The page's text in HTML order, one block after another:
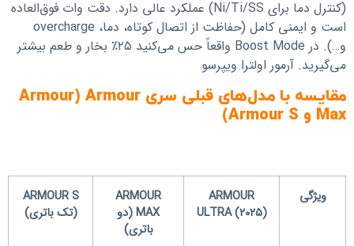
(کنترل دما برای Ni/Ti/SS) عملکرد عالی دارد. دقت وات فوق‌العاده
است و ایمنی کامل (حفاظت از اتصال کوتاه، دما، overcharge
و…). در Boost Mode واقعاً حس می‌کنید ۲۵٪ بخار و طعم بیشتر
می‌گیرید. آرمور اولترا ویپرسو
مقایسه با مدل‌های قبلی سری Armour (Armour
Max و Armour S)
ویژگی
ARMOUR
ULTRA (۲۰۲۵)
ARMOUR
MAX (دو
باتری)
ARMOUR S
(تک باتری)